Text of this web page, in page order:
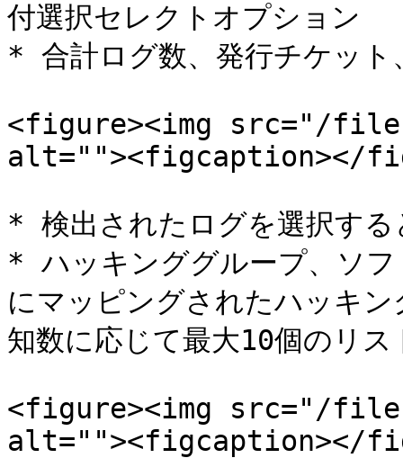
付選択セレクトオプション
* 合計ログ数、発行チケット
<figure><img src="/files/
alt=""><figcaption></
* 検出されたログを選択する
* ハッキンググループ、ソ
にマッピングされたハッキ
知数に応じて最大10個のリ
<figure><img src="/files/
alt=""><figcaption></